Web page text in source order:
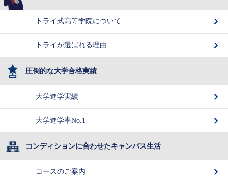
トライ式高等学院について
トライが選ばれる理由
圧倒的な大学合格実績
大学進学実績
大学進学率No.1
コンディションに合わせたキャンパス生活
コースのご案内